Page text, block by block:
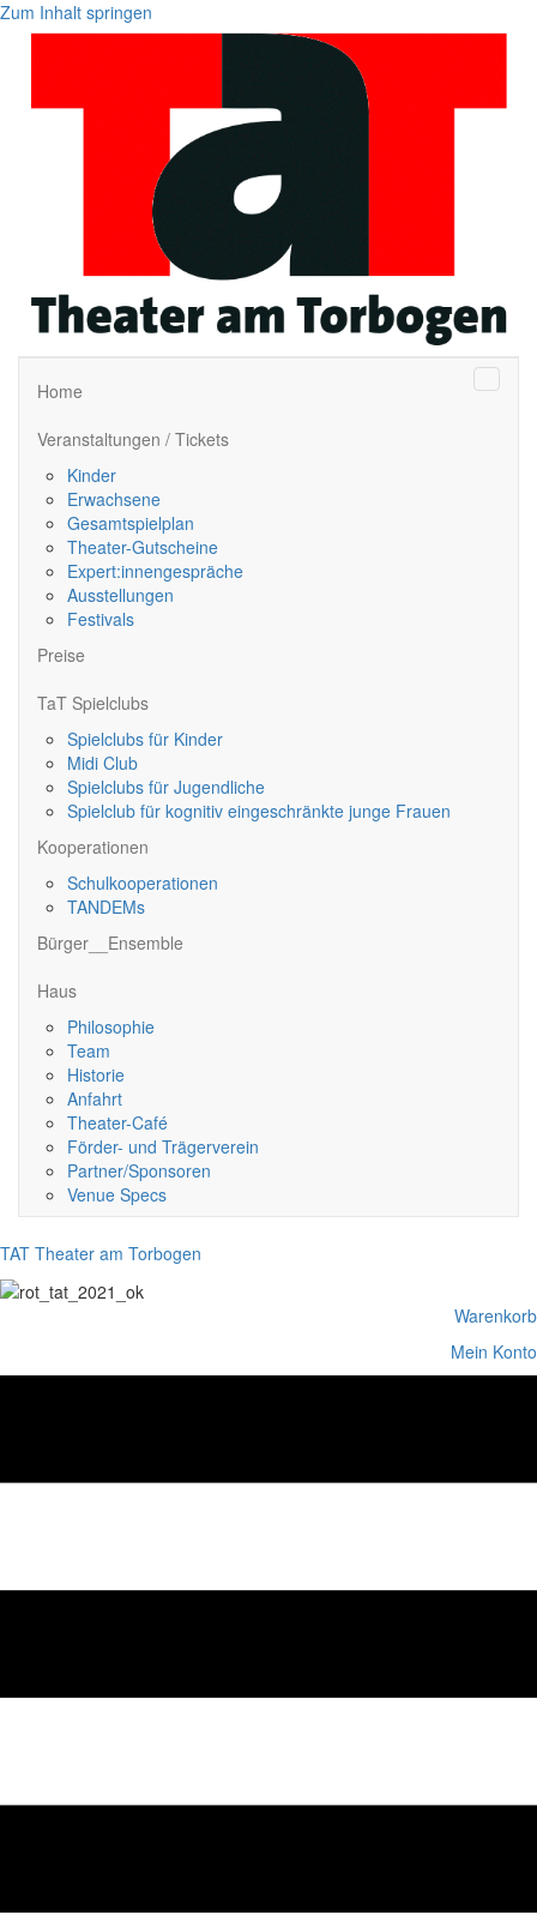
Zum Inhalt springen
Home
Veranstaltungen / Tickets
Kinder
Erwachsene
Gesamtspielplan
Theater-Gutscheine
Expert:innengespräche
Ausstellungen
Festivals
Preise
TaT Spielclubs
Spielclubs für Kinder
Midi Club
Spielclubs für Jugendliche
Spielclub für kognitiv eingeschränkte junge Frauen
Kooperationen
Schulkooperationen
TANDEMs
Bürger__Ensemble
Haus
Philosophie
Team
Historie
Anfahrt
Theater-Café
Förder- und Trägerverein
Partner/Sponsoren
Venue Specs
TAT Theater am Torbogen
Warenkorb
Mein Konto